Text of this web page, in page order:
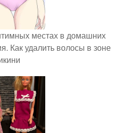
местах в домашних
Как удалить волосы в зоне